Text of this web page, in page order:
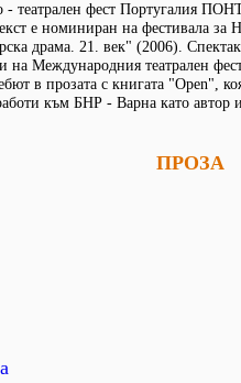
театрален фест Португалия
е номиниран на фестивала
драма. 21. век" (2006).
на Международния театрален
в прозата с книгата "Open",
към БНР - Варна като автор
ПРОЗА